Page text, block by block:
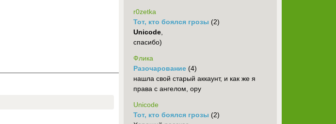
r0zetka
Тот, кто боялся грозы (2)
Unicode
спасибо)
Флика
Разочарование (4)
нашла свой старый аккаунт, и как же я
права с ангелом, ору
Unicode
Тот, кто боялся грозы (2)